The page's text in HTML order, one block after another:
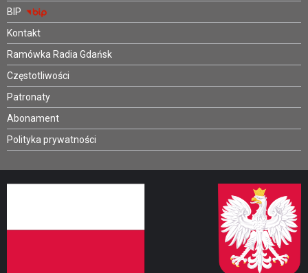
BIP
Kontakt
Ramówka Radia Gdańsk
Częstotliwości
Patronaty
Abonament
Polityka prywatności